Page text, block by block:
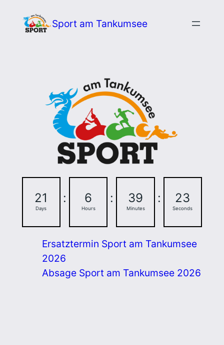
Inhalt
Sport am Tankumsee
21
Days
: 6
Hours
: 39
Minutes
: 22
Seconds
Ersatztermin Sport am Tankumsee
2026
Absage Sport am Tankumsee 2026